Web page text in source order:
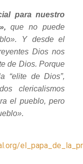
para nuestro
que no puede
Y desde el
Dios nos
de Dios. Porque
“elite de Dios”,
clericalismos
el pueblo, pero